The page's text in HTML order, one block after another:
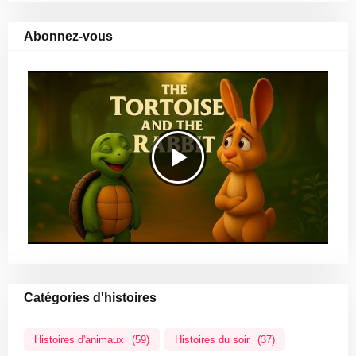
Abonnez-vous
Catégories d'histoires
Histoires d'animaux (59) Histoires du soir (37)